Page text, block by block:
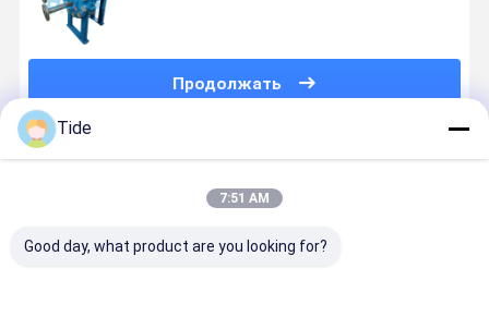
Продолжать
Порекомендованные Продукты
Tide
7:51 AM
Good day, what product are you looking for?